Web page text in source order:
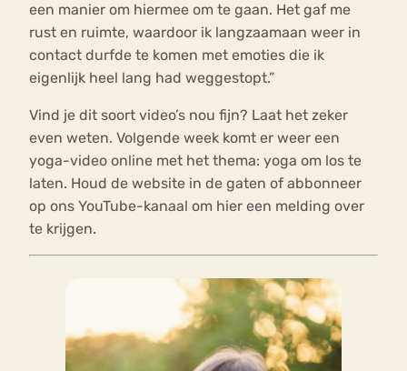
een manier om hiermee om te gaan. Het gaf me
rust en ruimte, waardoor ik langzaamaan weer in
contact durfde te komen met emoties die ik
eigenlijk heel lang had weggestopt.”
Vind je dit soort video’s nou fijn? Laat het zeker
even weten. Volgende week komt er weer een
yoga-video online met het thema: yoga om los te
laten. Houd de website in de gaten of abbonneer
op ons YouTube-kanaal om hier een melding over
te krijgen.